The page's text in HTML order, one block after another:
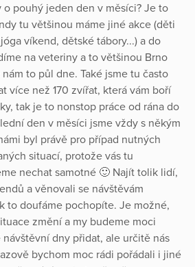
pouhý jeden den v měsíci? Je to
tu většinou máme jiné akce (děti
víkend, dětské tábory...) a do
na veteriny a to většinou Brno
to půl dne. Také jsme tu často
více než 170 zvířat, která vám boří
tak je to nonstop práce od rána do
den v měsíci jsme vždy s někým
byl právě pro případ nutných
situací, protože vás tu
nechat samotné 🙂 Najít tolik lidí,
a věnovali se návštěvám
to doufáme pochopíte. Je možné,
změní a my budeme moci
dny přidat, ale určitě nás
bychom moc rádi pořádali i jiné